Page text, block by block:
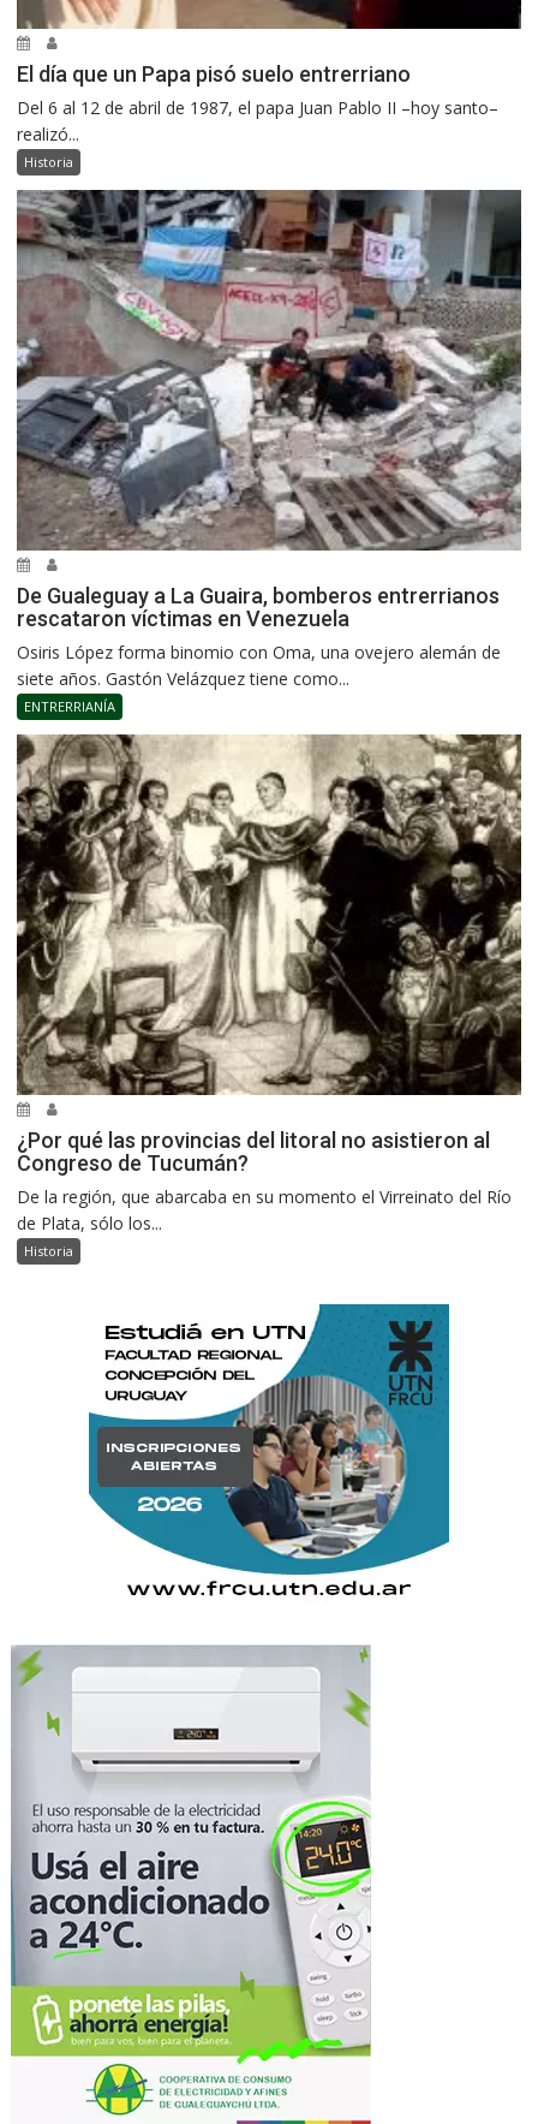
El día que un Papa pisó suelo entrerriano
Del 6 al 12 de abril de 1987, el papa Juan Pablo II –hoy santo–
realizó...
Historia
De Gualeguay a La Guaira, bomberos entrerrianos
rescataron víctimas en Venezuela
Osiris López forma binomio con Oma, una ovejero alemán de
siete años. Gastón Velázquez tiene como...
ENTRERRIANÍA
¿Por qué las provincias del litoral no asistieron al
Congreso de Tucumán?
De la región, que abarcaba en su momento el Virreinato del Río
de Plata, sólo los...
Historia